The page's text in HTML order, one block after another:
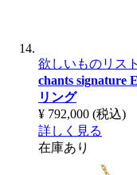
欲しいものリス
chants signature
リング
¥ 792,000 (税込)
詳しく見る
在庫あり